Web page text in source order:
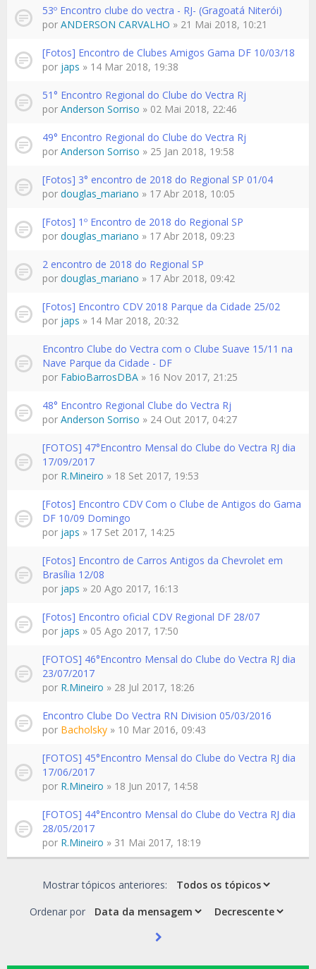
53º Encontro clube do vectra - RJ- (Gragoatá Niterói)
por ANDERSON CARVALHO » 21 Mai 2018, 10:21
[Fotos] Encontro de Clubes Amigos Gama DF 10/03/18
por japs » 14 Mar 2018, 19:38
51° Encontro Regional do Clube do Vectra Rj
por Anderson Sorriso » 02 Mai 2018, 22:46
49° Encontro Regional do Clube do Vectra Rj
por Anderson Sorriso » 25 Jan 2018, 19:58
[Fotos] 3° encontro de 2018 do Regional SP 01/04
por douglas_mariano » 17 Abr 2018, 10:05
[Fotos] 1º Encontro de 2018 do Regional SP
por douglas_mariano » 17 Abr 2018, 09:23
2 encontro de 2018 do Regional SP
por douglas_mariano » 17 Abr 2018, 09:42
[Fotos] Encontro CDV 2018 Parque da Cidade 25/02
por japs » 14 Mar 2018, 20:32
Encontro Clube do Vectra com o Clube Suave 15/11 na
Nave Parque da Cidade - DF
por FabioBarrosDBA » 16 Nov 2017, 21:25
48° Encontro Regional Clube do Vectra Rj
por Anderson Sorriso » 24 Out 2017, 04:27
[FOTOS] 47°Encontro Mensal do Clube do Vectra RJ dia
17/09/2017
por R.Mineiro » 18 Set 2017, 19:53
[Fotos] Encontro CDV Com o Clube de Antigos do Gama
DF 10/09 Domingo
por japs » 17 Set 2017, 14:25
[Fotos] Encontro de Carros Antigos da Chevrolet em
Brasília 12/08
por japs » 20 Ago 2017, 16:13
[Fotos] Encontro oficial CDV Regional DF 28/07
por japs » 05 Ago 2017, 17:50
[FOTOS] 46°Encontro Mensal do Clube do Vectra RJ dia
23/07/2017
por R.Mineiro » 28 Jul 2017, 18:26
Encontro Clube Do Vectra RN Division 05/03/2016
por Bacholsky » 10 Mar 2016, 09:43
[FOTOS] 45°Encontro Mensal do Clube do Vectra RJ dia
17/06/2017
por R.Mineiro » 18 Jun 2017, 14:58
[FOTOS] 44°Encontro Mensal do Clube do Vectra RJ dia
28/05/2017
por R.Mineiro » 31 Mai 2017, 18:19
Mostrar tópicos anteriores:
Ordenar por